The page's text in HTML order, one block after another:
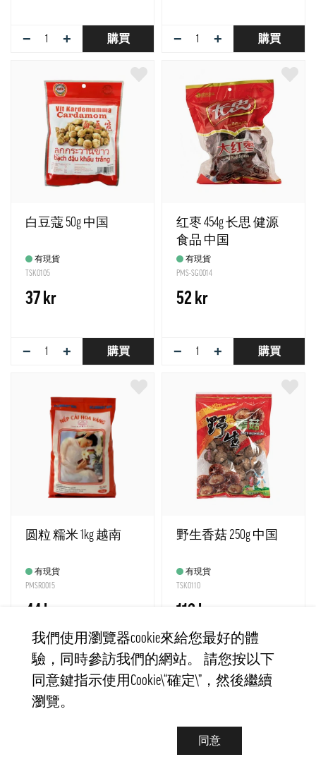
− + 購買 − + 購買
白豆蔻 50g 中国
有現貨
TSK0105
37 kr
− + 購買
红枣 454g 长思 健源
食品 中国
有現貨
PMS-SG0014
52 kr
− + 購買
圆粒 糯米 1kg 越南
有現貨
PMSR0015
44 kr
− + 購買
野生香菇 250g 中国
有現貨
TSK0110
112 kr
− + 購買
我們使用瀏覽器cookie來給您最好的體
驗，同時參訪我們的網站。 請您按以下
同意鍵指示使用Cookie\“確定\”，然後繼續
瀏覽。
同意